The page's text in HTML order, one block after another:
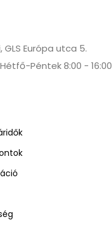
GLS Európa utca 5.
Péntek 8:00 - 16:00